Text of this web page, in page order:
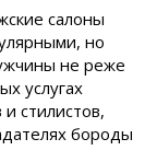
салоны
но
не реже
услугах
стилистов,
бороды